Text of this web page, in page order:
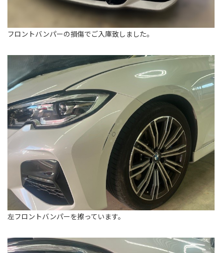
フロントバンパーの損傷でご入庫致しました。
左フロントバンパーを擦っています。